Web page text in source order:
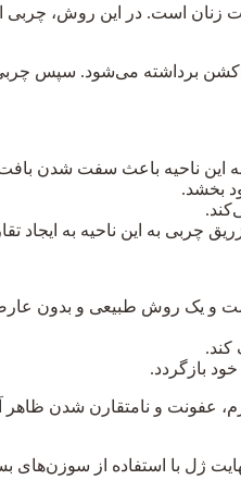
است. در این روش، چربی
برداشته می‌شود. سپس
این ناحیه باعث سفت شدن
بخشد.
چربی به این ناحیه به ایجاد
است و یک روش طبیعی و بدون
کند.
بازگردد.
عفونت و نامتقارن شدن
ژل با استفاده از